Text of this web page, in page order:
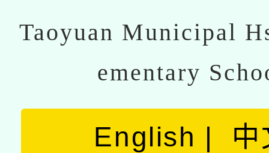
Taoyuan Municipal
ementary
English 中